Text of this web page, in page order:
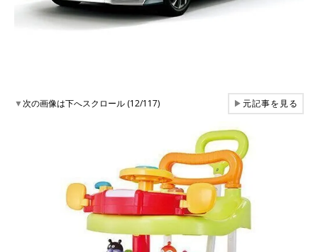
▼次の画像は下へスクロール (12/117) ▶元記事を見る